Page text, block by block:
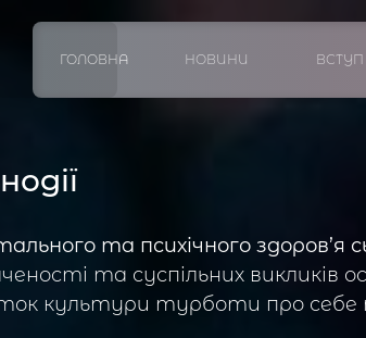
ГОЛОВНА НОВИНИ ВСТУП
та психічного здоров’я
та суспільних викликів
культури турботи про себе